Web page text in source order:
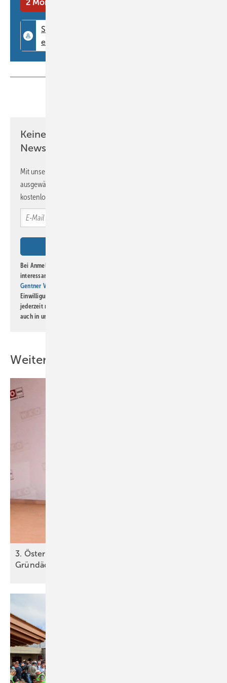
2 Monate kostenlos testen
Keine Zeit? Kein Problem mit dem BM
Newsletter!
Mit unserem Newsletter erhalten Sie regelmäßig von uns
ausgewählte Informationen und Neuigkeiten, gebündelt und
kostenlos direkt ins Postfach.
Bei Anmeldung zu diesem Newsletter bin ich damit einverstanden, über
interessante Verlags- und Online-Angebote
Gentner Verlag GmbH & Co. KG
Einwilligung kann ich jederzeit widerrufen und eine Abmeldung ist
jederzeit möglich. Informationen zum Umgang mit Daten finden Sie
auch in unserer
Weitere Inhalte
3. Ö sterreichischer Dachtag zum T hema
Gründächer